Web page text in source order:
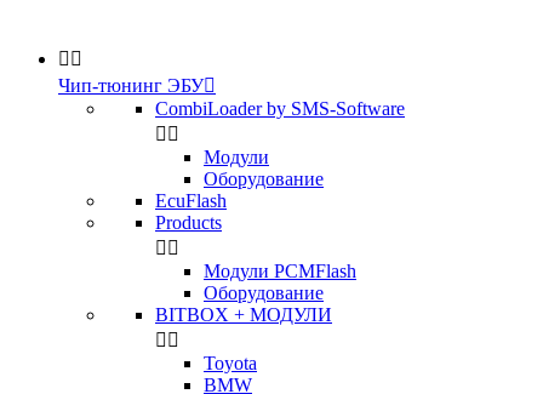
 
Чип-тюнинг ЭБУ
CombiLoader by SMS-Software
 
Модули
Оборудование
EcuFlash
Products
 
Модули PCMFlash
Оборудование
BITBOX + МОДУЛИ
 
Toyota
BMW